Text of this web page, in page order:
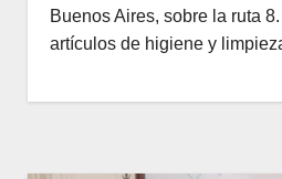
Buenos Aires, sobre la ruta
artículos de higiene y